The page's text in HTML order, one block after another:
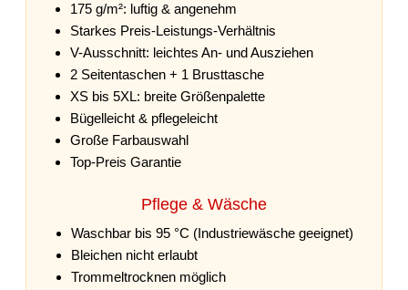
175 g/m²: luftig & angenehm
Starkes Preis-Leistungs-Verhältnis
V-Ausschnitt: leichtes An- und Ausziehen
2 Seitentaschen + 1 Brusttasche
XS bis 5XL: breite Größenpalette
Bügelleicht & pflegeleicht
Große Farbauswahl
Top-Preis Garantie
Pflege & Wäsche
Waschbar bis 95 °C (Industriewäsche geeignet)
Bleichen nicht erlaubt
Trommeltrocknen möglich